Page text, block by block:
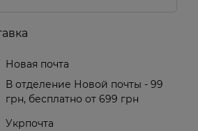
Новая почта
В отделение Новой почты - 99
грн, бесплатно от 699 грн
Укрпочта